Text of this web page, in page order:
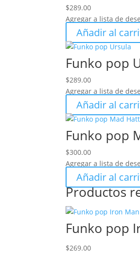
$289.00
Agregar a lista de
Añadir al
Funko pop
$289.00
Agregar a lista de
Añadir al
Funko pop
$300.00
Agregar a lista de
Añadir al
Productos
Funko pop
$269.00